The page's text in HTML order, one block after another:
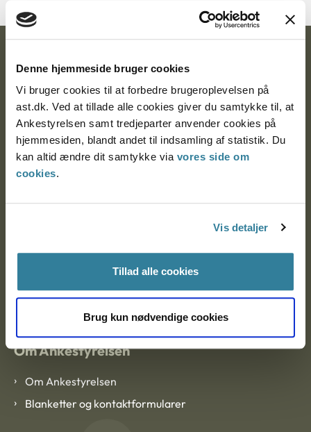
Denne hjemmeside bruger cookies
Vi bruger cookies til at forbedre brugeroplevelsen på
ast.dk. Ved at tillade alle cookies giver du samtykke til, at
Ankestyrelsen samt tredjeparter anvender cookies på
hjemmesiden, blandt andet til indsamling af statistik. Du
kan altid ændre dit samtykke via vores side om
cookies.
Vis detaljer
Tillad alle cookies
Brug kun nødvendige cookies
Postadresse:
9000 Aalborg
CVR: 1007 4002
Om Ankestyrelsen
Om Ankestyrelsen
Blanketter og kontaktformularer